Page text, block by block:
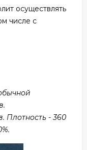
осуществлять
числе с
Плотность - 360